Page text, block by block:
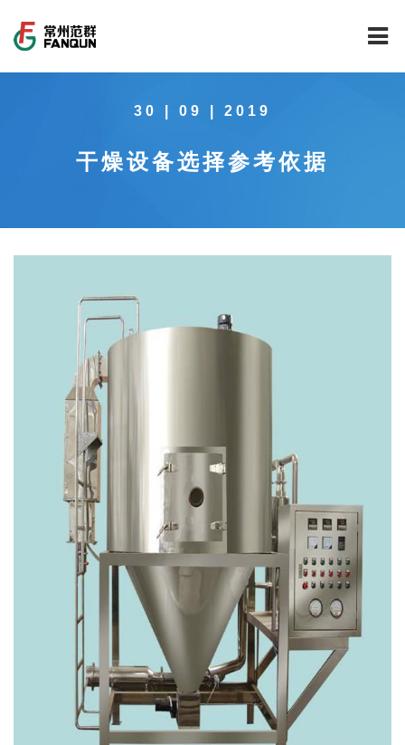
范群文化
公司大事记
回转圆筒干燥焙烧系列
气流干燥系列
喷雾干燥机系列
带式干燥焙烧系列
真空干燥系列
圆盘干燥机系列
桨叶式干燥系列
沸腾干燥系列
烘箱干燥系列
制药行业
食品行业
环保行业
化工行业
工程实验室
工程技术中心
质量监督技术中心
范群新闻
行业新闻
技术专栏
常见问题
社会责任
全球契约组织成员
公共责任
节能环保
公益支持
绿色发展
绿色工厂
绿色供应链
人才招聘
30 | 09 | 2019
干燥设备选择参考依据